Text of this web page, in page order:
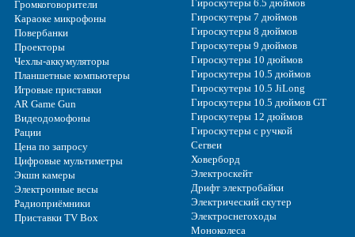
Громкоговорители
Караоке микрофоны
Повербанки
Проекторы
Чехлы-аккумуляторы
Планшетные компьютеры
Игровые приставки
AR Game Gun
Видеодомофоны
Рации
Цена по запросу
Цифровые мультиметры
Экшн камеры
Электронные весы
Радиоприёмники
Приставки TV Box
Гироскутеры 6.5 дюймов
Гироскутеры 7 дюймов
Гироскутеры 8 дюймов
Гироскутеры 9 дюймов
Гироскутеры 10 дюймов
Гироскутеры 10.5 дюймов
Гироскутеры 10.5 JiLong
Гироскутеры 10.5 дюймов GT
Гироскутеры 12 дюймов
Гироскутеры с ручкой
Сегвеи
Ховерборд
Электроскейт
Дрифт электробайки
Электрический скутер
Электроснегоходы
Моноколеса